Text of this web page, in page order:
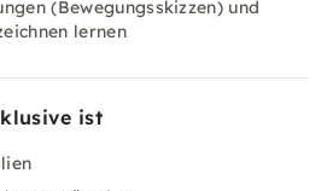
(Bewegungsskizzen) und
lernen
ist